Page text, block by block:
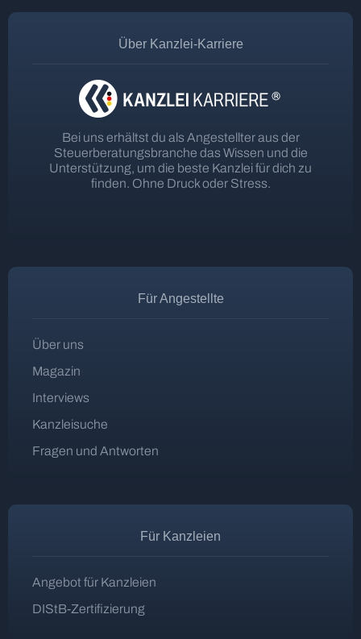
Über Kanzlei-Karriere
Bei uns erhältst du als Angestellter aus der
Steuerberatungsbranche das Wissen und die
Unterstützung, um die beste Kanzlei für dich zu
finden. Ohne Druck oder Stress.
Für Angestellte
Über uns
Magazin
Interviews
Kanzleisuche
Fragen und Antworten
Für Kanzleien
Angebot für Kanzleien
DIStB-Zertifizierung